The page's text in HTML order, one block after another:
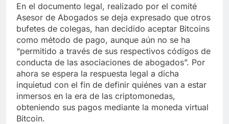
En el documento legal, realizado por el comité
Asesor de Abogados se deja expresado que otros
bufetes de colegas, han decidido aceptar Bitcoins
como método de pago, aunque aún no se ha
“permitido a través de sus respectivos códigos de
conducta de las asociaciones de abogados”. Por
ahora se espera la respuesta legal a dicha
inquietud con el fin de definir quiénes van a estar
inmersos en la era de las criptomonedas,
obteniendo sus pagos mediante la moneda virtual
Bitcoin.